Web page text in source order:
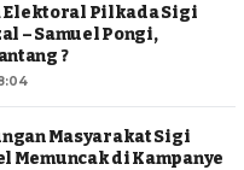
Elektoral Pilkada Sigi
– Samuel Pongi,
?
Masyarakat Sigi
Memuncak di Kampanye